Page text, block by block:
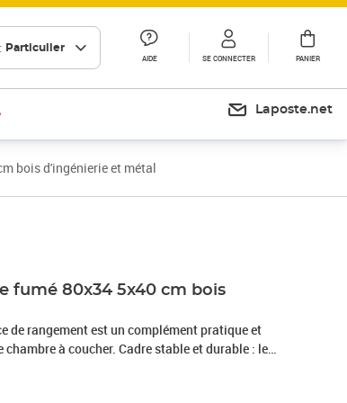
Particulier
AIDE SE CONNECTER PANIER
Laposte.net
bois d'ingénierie et métal
fumé 80x34 5x40 cm bois
de rangement est un complément pratique et
à coucher. Cadre stable et durable : le
votre intérieur d'un style industriel et offre une